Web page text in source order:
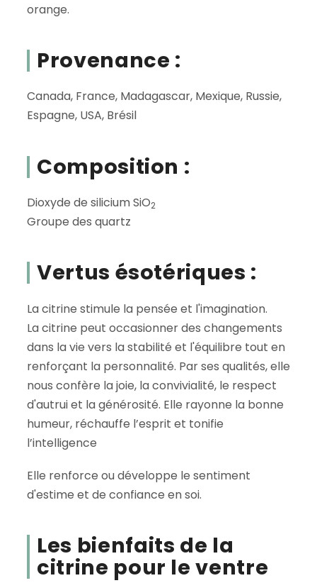
orange.
Provenance :
Canada, France, Madagascar, Mexique, Russie,
Espagne, USA, Brésil
Composition :
Dioxyde de silicium SiO2
Groupe des quartz
Vertus ésotériques :
La citrine stimule la pensée et l'imagination.
La citrine peut occasionner des changements
dans la vie vers la stabilité et l'équilibre tout en
renforçant la personnalité. Par ses qualités, elle
nous confère la joie, la convivialité, le respect
d'autrui et la générosité. Elle rayonne la bonne
humeur, réchauffe l’esprit et tonifie
l’intelligence
Elle renforce ou développe le sentiment
d'estime et de confiance en soi.
Les bienfaits de la
citrine pour le ventre